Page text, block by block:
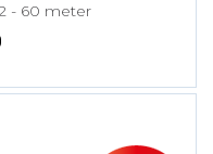
- 60 meter